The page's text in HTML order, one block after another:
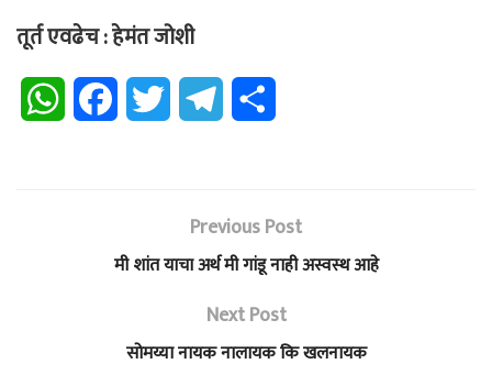
तूर्त एवढेच : हेमंत जोशी
W
b
o
t
r
e
g
r
a
r
e
Previous Post
मी शांत याचा अर्थ मी गांडू नाही अस्वस्थ आहे
Next Post
सोमय्या नायक नालायक कि खलनायक